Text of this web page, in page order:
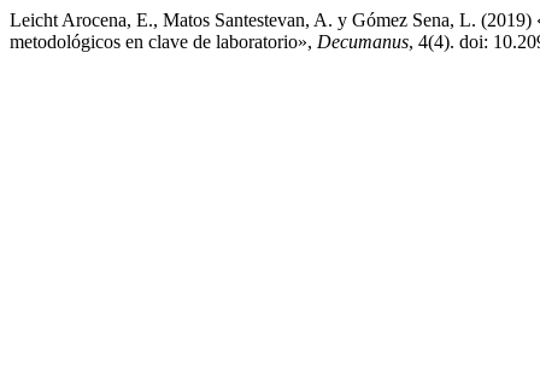
Leicht Arocena, E., Matos Santestevan, A. y Gómez Sena, L.
metodológicos en clave de laboratorio», Decumanus, 4(4). doi: